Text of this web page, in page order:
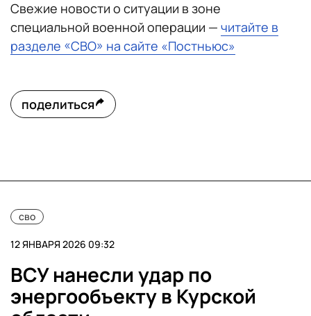
Свежие новости о ситуации в зоне
специальной военной операции — читайте в
разделе «СВО» на сайте «Постньюс»
поделиться
сво
12 ЯНВАРЯ 2026 09:32
ВСУ нанесли удар по
энергообъекту в Курской